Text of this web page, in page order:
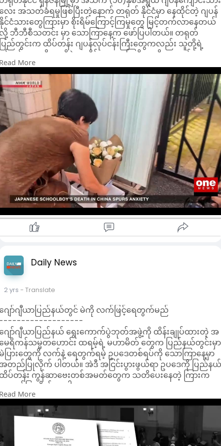
ေတဲ့အပြင် သွေးလည်ပတ်မှုကောင်းစေလို့ ဆံသားကျွတ်တာကို
ော်တော်သက်သာစေပါတယ်။
ငှက်ပျောသီး ပျားရည် Mask❤
ဓာတ်အရမ်းကြွယ်ဝတဲ့ ငှက်ပျောသီးက ဆံပင်မကျွတ်
ောင် ဆံသားမကွဲအောင် ကာကွယ်ပေးနိုင်တဲ့ အစွမ်းထက် သဘာဝ
သီးနှံလေးပါ။ ချေထားတဲ့ ငှက်ပျောသီးမှည့်တစ်လုံးနဲ့ ပျားရည်
စ်ဇွန်းပဲ လိုအပ်ပါတယ်။
ဆန်ဆေးရည်❤
န်ဆေးရည်က ဆံပင်ရှည်မြန်စေတာမို့ ခေါင်းလျှော်ပြီး နောက်ဆုံး
ဆင့်မှာ ဆန်ဆေးရည်ကို လောင်းချပေးပါနော်။
ောက်ဆုံးအနေနဲ့ အကြံပေးချင်တာကတော့ အပေါ်က Hairmask
ေကို ခေါင်းမလျှော်ခင် နာရီဝက်အကြိုလောက် ကြိုလိမ်းပြီးနှပ်
ားပါ။ ဆိုင်မှာ ရေနွေးငွေ့နဲ့ ပေါင်းတင်တဲ့ Effect မျိုးရချင်ရင်
ဘက်ကို ရေနွေးဆူဆူထဲစိမ်ပြီး ညှစ်ထားတာ (သို့) microwave
ထည့်ပြီး အပူပေးထားတဲ့ သဘက်နဲ့ Hairmask or oil တွေလိမ်း
ြီးတဲ့ချိန် ခေါင်းပေါ် ပေါင်းထားပေးပါရှင်။
ေး အသတ်ခံရမှုဖြစ်ပြီးတဲ့နောက် တရုတ် နိုင်ငံမှာ နေထိုင်တဲ့ ဂျပန်
င်ငံသားတွေကြားမှာ စိုးရိမ်ကြောင့်ကြမှုတွေ မြင့်တက်လာနေတယ်
ဘီဘီစီသတင်း မှာ သောကြာနေ့က ဖော်ပြပါတယ်။ တရုတ်
ြည်တွင်းက ထိပ်တန်း ဂျပန်လုပ်ငန်းကြီးတွေကလည်း သူတို့ရဲ့
န်ထမ်းတွေကို သတိနဲ့ နေထိုင်သွားလာကြဖို့ သတိပေးချက်တွေ
တ်ပြန်ထားပါတယ်။
ရှီဘာနဲ့ တိုယိုတာ ကုမ္ပဏီတို့က သူတို့ရဲ့ ဝန်ထမ်းတွေကို ဖြစ်
ေါ်လာနိုင်ဖွယ်ရှိတဲ့ ဘယ်လို အကြမ်းဖက်မှု မျိုးကိုမဆို သတိထား
ေထိုင်ကြဖို့ ညွှန်ကြားထားပါတယ်။ ပန်နာဆိုနစ်ကလည်း သူတို့ရဲ့
လုပ်သမားတွေကို အခမဲ့ အိမ်ပြန် လေကြောင်းခရီးစဉ်တွေ စီစဉ်
ေးနေပါတယ်။ ဂျပန်ဝန်ကြီးချုပ် ဖူမီယို ကီရှီဒါကလည်း အဲဒီတိုက်
က်မှုကို အလွန်အမင်း စက်ဆုပ်စရာကောင်းတဲ့ တိုက်ခိုက်မှုလို့ ခေါ်
လိုက်ပြီး ပေကျင်းအနေနဲ့ ဖြစ်နိုင်သမျှ မြန်မြန် ဖြေရှင်းချက်ပေးဖို့
ောင်းဆိုထားပါတယ်။
ရုတ်နိုင်ငံထဲက ဂျပန်ကျောင်းတချို့က ကျောင်းသားမိဘတွေကို
က်သွယ်ပြီး အမြင့်ဆုံး သတိပေးထားပါ တယ်။ ကွမ်ကျိုးဂျပန်
ျောင်းကလည်း ကျောင်းရဲ့ လှုပ်ရှားမှုတချို့ကို ဖျက်သိမ်းလိုက်ပြီး
များပြည်သူဆိုင်ရာ နေရာတွေမှာ ဂျပန်စကားကို ကျယ်ကျယ်
ောင်လောင် မပြောဖို့လည်း လမ်းညွှန်အကြုံပြု ထားပါတယ်။
More
Daily News
2 yrs - Translate
ျော်ဂျီယာပြည်နယ်တွင် မဲကို လက်ဖြင့်ရေတွက်မည်
ျော်ဂျီယာပြည်နယ် ရွေးကောက်ပွဲဘုတ်အဖွဲ့ကို ထိန်းချုပ်ထားတဲ့ အ
ေရိကန်သမ္မတဟောင်း ထရမ့်ရဲ့ မဟာမိတ် တွေက ပြည်နယ်တွင်းမှာ
ပြားတွေကို လက်နဲ့ ရေတွက်ရမဲ့ ဥပဒေတစ်ရပ်ကို သောကြာနေ့မှာ
တည်ပြုလိုက် ပါတယ်။ အဲဒီ အငြင်းပွားဖွယ်ရာ ဥပဒေကို ပြည်န
ပ်တန်း ကွန်ဆာဗေးတစ်အမတ်တွေက သတိပေးနေတဲ့ ကြားက
တည်ပြုလိုက်တာပါ။
ဒီဥပဒေအရ ပြည်နယ်တွင်း ခရိုင်မဲရုံတွေမှာ ရွေးကောက်ပွဲနေ့မှာ
ာထည့်တဲ့ မဲတွေနဲ့ မဲပေးစက်ကနေ တစ်ဆင့် ထည့်တဲ့ မဲတွေရဲ့
ရေအတွက် တူညီမှုရှိမရှိ တိုက်ဆိုင်စစ်ဆေးဖို့အတွက် မဲရုံ မှာ ထ
မဲတွေကို လက်နဲ့ ရေတွက်ရမှာ ဖြစ်ပါတယ်။ ရွေးကောက်ပွဲ
More